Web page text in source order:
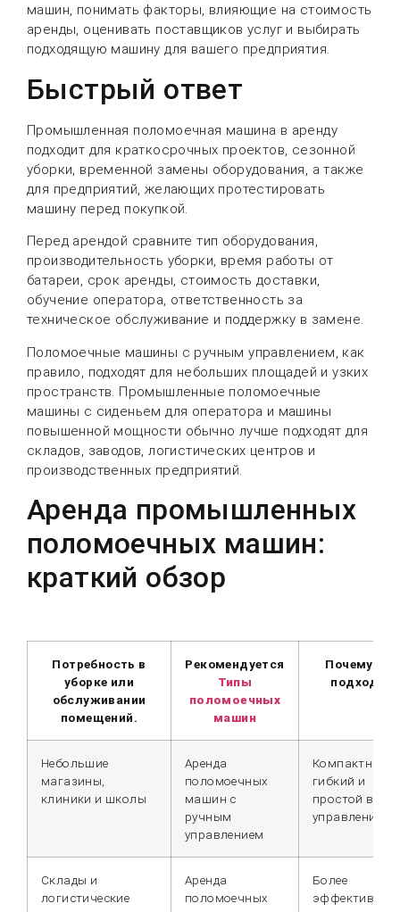
машин, понимать факторы, влияющие на стоимость
аренды, оценивать поставщиков услуг и выбирать
подходящую машину для вашего предприятия.
Быстрый ответ
Промышленная поломоечная машина в аренду
подходит для краткосрочных проектов, сезонной
уборки, временной замены оборудования, а также
для предприятий, желающих протестировать
машину перед покупкой.
Перед арендой сравните тип оборудования,
производительность уборки, время работы от
батареи, срок аренды, стоимость доставки,
обучение оператора, ответственность за
техническое обслуживание и поддержку в замене.
Поломоечные машины с ручным управлением, как
правило, подходят для небольших площадей и узких
пространств. Промышленные поломоечные
машины с сиденьем для оператора и машины
повышенной мощности обычно лучше подходят для
складов, заводов, логистических центров и
производственных предприятий.
Аренда промышленных
поломоечных машин:
краткий обзор
Потребность в
уборке или
обслуживании
помещений.
Рекомендуется
Типы
поломоечных
машин
Почему это
подходит
Небольшие
магазины,
клиники и школы
Аренда
поломоечных
машин с
ручным
управлением
Компактный,
гибкий и
простой в
управлении.
Склады и
логистические
Аренда
поломоечных
Более
эффективно